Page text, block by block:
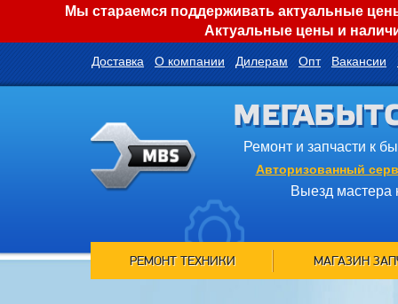
Мы стараемся поддерживать актуальные
Актуальные цены и
Доставка О компании Дилерам Опт Вакансии
Ремонт и запчасти к
Авторизованный
Выезд мастера
РЕМОНТ ТЕХНИКИ МАГАЗИН